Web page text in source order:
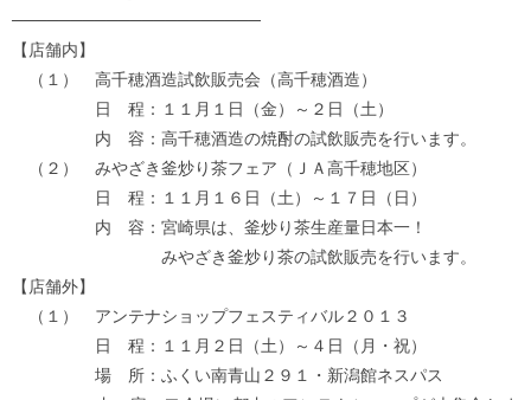
─────────────────────
【店舗内】
（１） 高千穂酒造試飲販売会（高千穂酒造）
日 程：１１月１日（金）～２日（土）
内 容：高千穂酒造の焼酎の試飲販売を行います。
（２） みやざき釜炒り茶フェア（ＪＡ高千穂地区）
日 程：１１月１６日（土）～１７日（日）
内 容：宮崎県は、釜炒り茶生産量日本一！
みやざき釜炒り茶の試飲販売を行います。
【店舗外】
（１） アンテナショップフェスティバル２０１３
日 程：１１月２日（土）～４日（月・祝）
場 所：ふくい南青山２９１・新潟館ネスパス